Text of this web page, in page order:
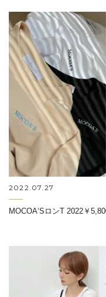
2022.07.27
MOCOA‘SロンT 2022￥